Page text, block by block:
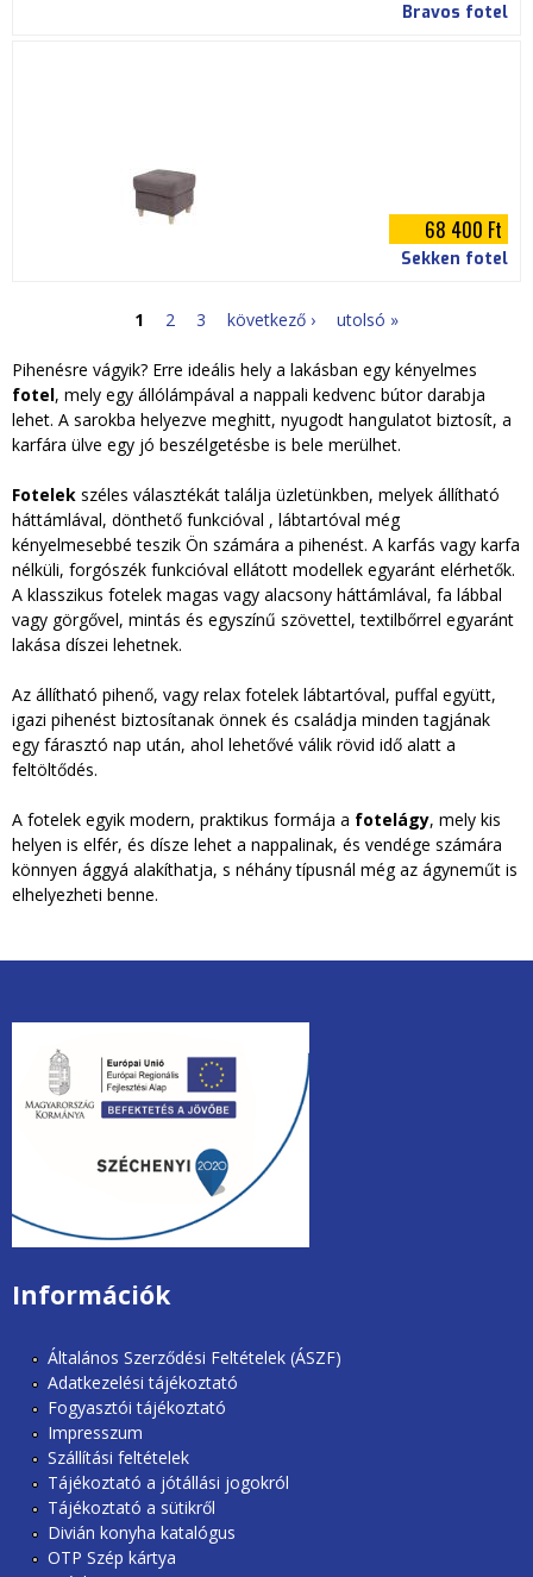
Bravos fotel
68 400 Ft
Sekken fotel
l
d
a
l
a
k
1 2 3 következő › utolsó »
Pihenésre vágyik? Erre ideális hely a lakásban egy kényelmes
fotel, mely egy állólámpával a nappali kedvenc bútor darabja
lehet. A sarokba helyezve meghitt, nyugodt hangulatot biztosít, a
karfára ülve egy jó beszélgetésbe is bele merülhet.
Fotelek széles választékát találja üzletünkben, melyek állítható
háttámlával, dönthető funkcióval , lábtartóval még
kényelmesebbé teszik Ön számára a pihenést. A karfás vagy karfa
nélküli, forgószék funkcióval ellátott modellek egyaránt elérhetők.
A klasszikus fotelek magas vagy alacsony háttámlával, fa lábbal
vagy görgővel, mintás és egyszínű szövettel, textilbőrrel egyaránt
lakása díszei lehetnek.
Az állítható pihenő, vagy relax fotelek lábtartóval, puffal együtt,
igazi pihenést biztosítanak önnek és családja minden tagjának
egy fárasztó nap után, ahol lehetővé válik rövid idő alatt a
feltöltődés.
A fotelek egyik modern, praktikus formája a fotelágy, mely kis
helyen is elfér, és dísze lehet a nappalinak, és vendége számára
könnyen ággyá alakíthatja, s néhány típusnál még az ágyneműt is
elhelyezheti benne.
unios2020.jpg
Információk
Általános Szerződési Feltételek (ÁSZF)
Adatkezelési tájékoztató
Fogyasztói tájékoztató
Impresszum
Szállítási feltételek
Tájékoztató a jótállási jogokról
Tájékoztató a sütikről
Divián konyha katalógus
OTP Szép kártya